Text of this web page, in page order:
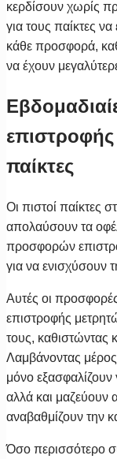
κερδίσουν χωρίς
για τους παίκτες
κάθε προσφορά,
να έχουν
παίκτες
Οι πιστοί παίκτες
απολαύσουν τα
προσφορών
για να ενισχύσουν
Αυτές οι
επιστροφής
τους, καθιστώντας
Λαμβάνοντας μέρος
μόνο
αλλά και μαζεύουν
αναβαθμίζουν την
Όσο περισσότερο